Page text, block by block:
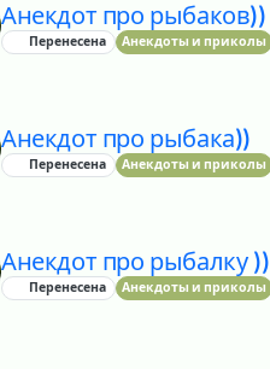
Анекдот про рыбаков))
Перенесена Анекдоты и приколы
Анекдот про рыбака))
Перенесена Анекдоты и приколы
Анекдот про рыбалку ))
Перенесена Анекдоты и приколы